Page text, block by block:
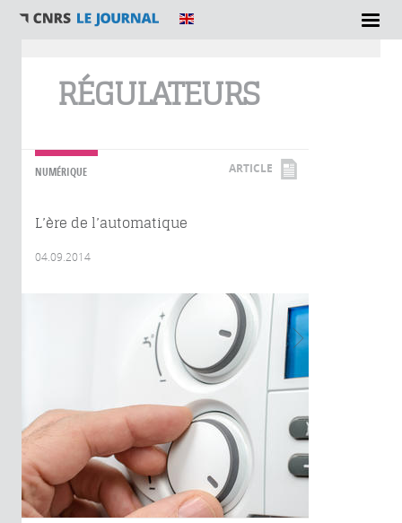
RÉGULATEURS
NUMÉRIQUE ARTICLE
L’ère de l’automatique
04.09.2014